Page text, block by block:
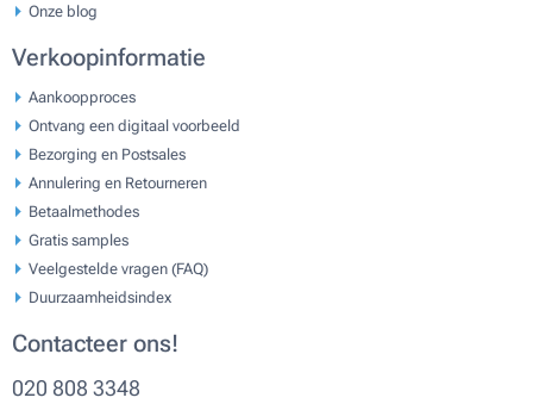
Onze blog
Verkoopinformatie
Aankoopproces
Ontvang een digitaal voorbeeld
Bezorging en Postsales
Annulering en Retourneren
Betaalmethodes
Gratis samples
Veelgestelde vragen (FAQ)
Duurzaamheidsindex
Contacteer ons!
020 808 3348